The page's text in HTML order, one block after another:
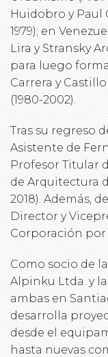
Huidobro y Paul
1979); en
Lira y Stransky
para luego
Carrera y
(1980-2002).
Tras su regreso
Asistente de
Profesor Titular
de Arquitectura
2018). Además,
Director y
Corporación por
Como socio de
Alpinku Ltda. y
ambas en
desarrolla
desde el
hasta nuevas